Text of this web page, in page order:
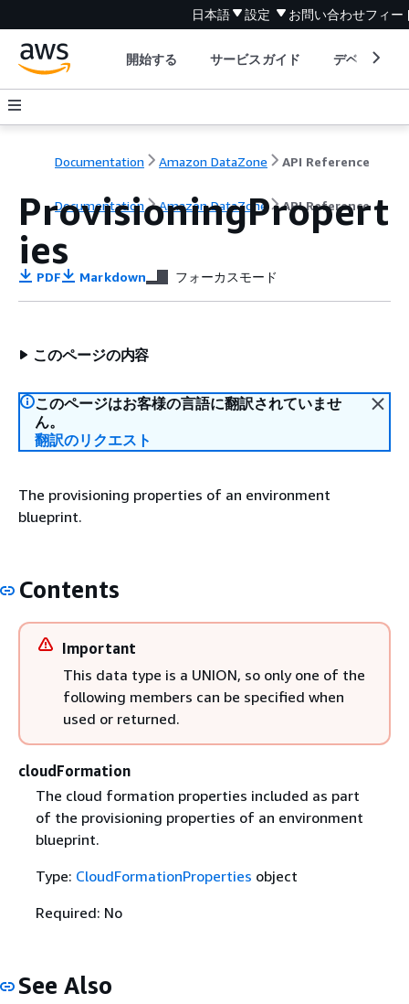
日本語 設定 お問い合わせフィー
開始する サービスガイド デベロッパ
Documentation Amazon DataZone API Reference
Documentation Amazon DataZone API Reference
ProvisioningPropert
ies
PDF Markdown フォーカスモード
このページの内容
このページはお客様の言語に翻訳されていませ
ん。
翻訳のリクエスト
The provisioning properties of an environment
blueprint.
Contents
Important
This data type is a UNION, so only one of the
following members can be specified when
used or returned.
cloudFormation
The cloud formation properties included as part
of the provisioning properties of an environment
blueprint.
Type: CloudFormationProperties object
Required: No
See Also